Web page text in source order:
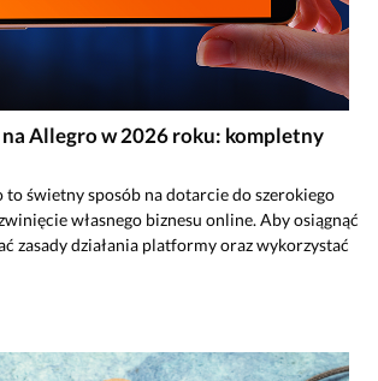
na Allegro w 2026 roku: kompletny
to świetny sposób na dotarcie do szerokiego
własnego biznesu online. Aby osiągnąć
zasady działania platformy oraz wykorzystać